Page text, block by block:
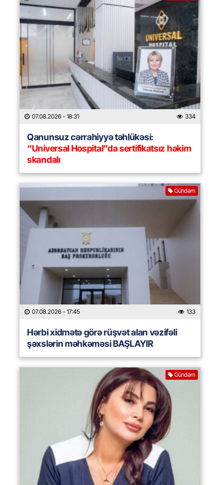
07.08.2026 - 18:31 334
Qanunsuz cərrahiyyə təhlükəsi:
“Universal Hospital”da sertifikatsız həkim
skandalı
Gündəm
07.08.2026 - 17:45 133
Hərbi xidmətə görə rüşvət alan vəzifəli
şəxslərin məhkəməsi BAŞLAYIR
Gündəm